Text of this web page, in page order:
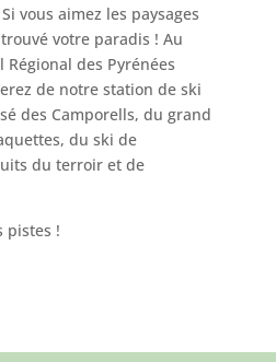
vous aimez les paysages
votre paradis ! Au
des Pyrénées
de notre station de ski
des Camporells, du grand
du ski de
du terroir et de
pistes !